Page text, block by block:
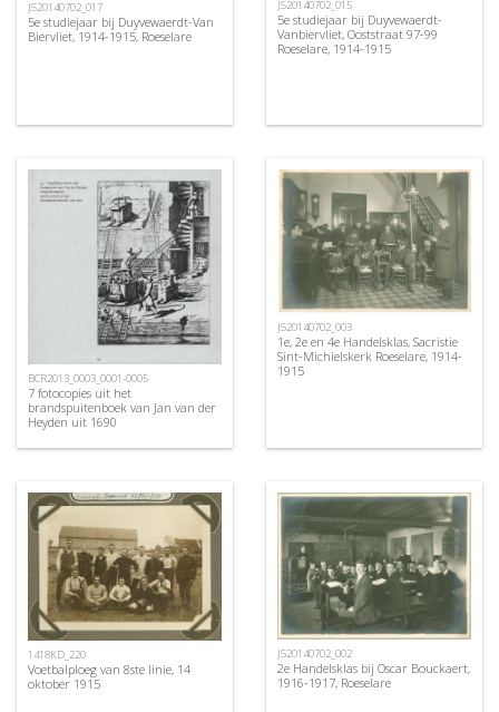
JS20140702_017
5e studiejaar bij Duyvewaerdt-Van
Biervliet, 1914-1915, Roeselare
JS20140702_015
5e studiejaar bij Duyvewaerdt-
Vanbiervliet, Ooststraat 97-99
Roeselare, 1914-1915
BCR2013_0003_0001-0005
7 fotocopies uit het
brandspuitenboek van Jan van der
Heyden uit 1690
JS20140702_003
1e, 2e en 4e Handelsklas, Sacristie
Sint-Michielskerk Roeselare, 1914-
1915
1418KD_220
Voetbalploeg van 8ste linie, 14
oktober 1915
JS20140702_002
2e Handelsklas bij Oscar Bouckaert,
1916-1917, Roeselare